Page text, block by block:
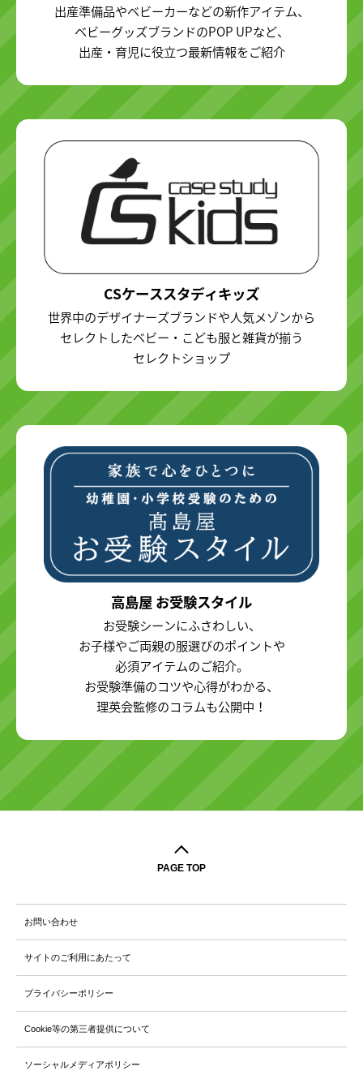
出産準備品やベビーカーなどの新作アイテム、
ベビーグッズブランドのPOP UPなど、
出産・育児に役立つ最新情報をご紹介
CSケーススタディキッズ
世界中のデザイナーズブランドや人気メゾンから
セレクトしたベビー・こども服と雑貨が揃う
セレクトショップ
高島屋 お受験スタイル
お受験シーンにふさわしい、
お子様やご両親の服選びのポイントや
必須アイテムのご紹介。
お受験準備のコツや心得がわかる、
理英会監修のコラムも公開中！
PAGE TOP
お問い合わせ
サイトのご利用にあたって
プライバシーポリシー
Cookie等の第三者提供について
ソーシャルメディアポリシー